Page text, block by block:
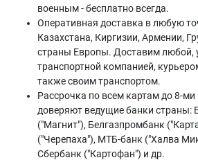
военным - бесплатно всегда.
Оперативная доставка в любую
Казахстана, Киргизии, Армении,
страны Европы. Доставим любой,
транспортной компанией,
также своим транспортом.
Рассрочка по всем картам до 8-
доверяют ведущие банки страны:
("Магнит"), Белгазпромбанк
("Черепаха"), МТБ-банк ("Халва
Сбербанк ("Картофан") и др.